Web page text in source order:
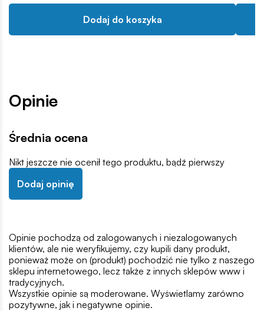
Dodaj do koszyka
Opinie
Średnia ocena
Nikt jeszcze nie ocenił tego produktu, bądź pierwszy
Dodaj opinię
Opinie pochodzą od zalogowanych i niezalogowanych
klientów, ale nie weryfikujemy, czy kupili dany produkt,
ponieważ może on (produkt) pochodzić nie tylko z naszego
sklepu internetowego, lecz także z innych sklepów www i
tradycyjnych.
Wszystkie opinie są moderowane. Wyświetlamy zarówno
pozytywne, jak i negatywne opinie.